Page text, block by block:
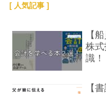
[ 人気記事 ]
【
株
識！
【